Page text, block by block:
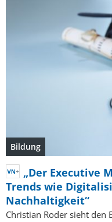
Bildung
„Der Executive
Trends wie
Nachhaltigkeit“
Christian Roder sieht den